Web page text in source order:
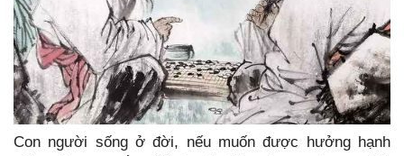
Con người sống ở đời, nếu muốn được hưởng hạnh